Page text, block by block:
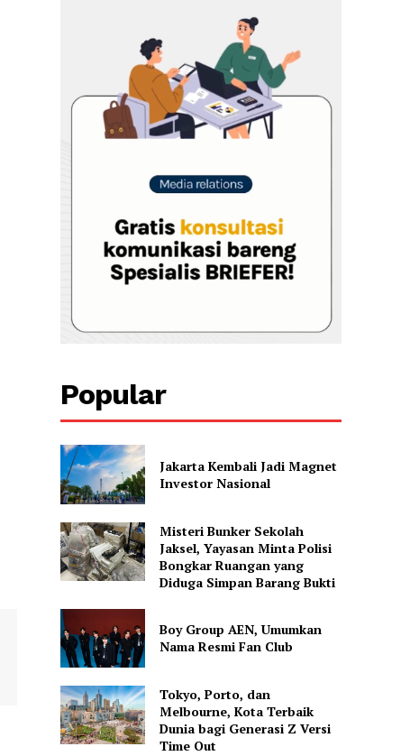
Popular
Jakarta Kembali Jadi Magnet
Investor Nasional
Misteri Bunker Sekolah
Jaksel, Yayasan Minta Polisi
Bongkar Ruangan yang
Diduga Simpan Barang Bukti
Boy Group AEN, Umumkan
Nama Resmi Fan Club
Tokyo, Porto, dan
Melbourne, Kota Terbaik
Dunia bagi Generasi Z Versi
Time Out